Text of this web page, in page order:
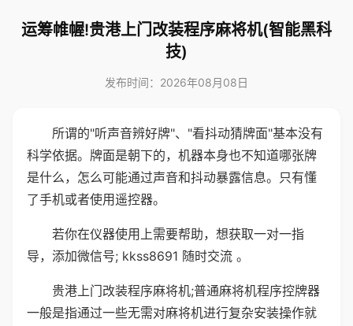
运筹帷幄!贵港上门改装程序麻将机(智能黑科
技)
发布时间：2026年08月08日
所谓的"听声音辨好牌"、"看抖动猜牌面"基本没有
科学依据。牌面是朝下的，机器本身也不知道哪张牌
是什么，怎么可能通过声音和抖动暴露信息。只有懂
了手机或者使用遥控器。
若你在仪器使用上需要帮助，想获取一对一指
导，添加微信号; kkss8691 随时交流 。
贵港上门改装程序麻将机;普通麻将机程序控牌器
一般是指通过一些无需对麻将机进行复杂安装操作就